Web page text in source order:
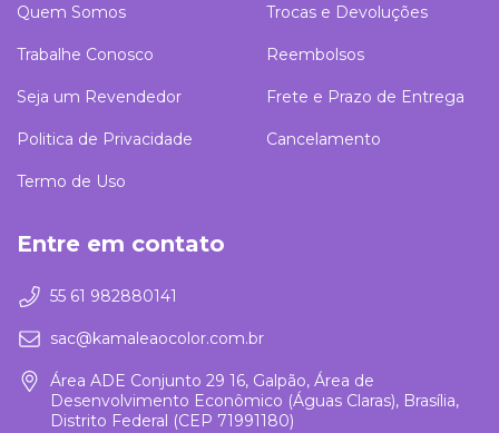
Quem Somos
Trabalhe Conosco
Seja um Revendedor
Politica de Privacidade
Termo de Uso
Trocas e Devoluções
Reembolsos
Frete e Prazo de Entrega
Cancelamento
Entre em contato
55 61 982880141
sac@kamaleaocolor.com.br
Área ADE Conjunto 29 16, Galpão, Área de
Desenvolvimento Econômico (Águas Claras), Brasília,
Distrito Federal (CEP 71991180)